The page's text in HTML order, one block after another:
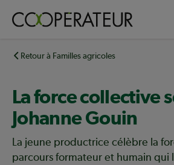
principalRetour à Familles agricoles
La force collective
Johanne Gouin
La jeune productrice célèbre la
parcours formateur et humain qui